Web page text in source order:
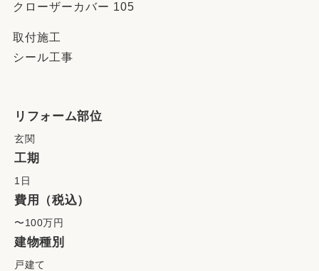
クローザーカバー 105
取付施工
シール工事
リフォーム部位
玄関
工期
1日
費用（税込）
〜100万円
建物種別
戸建て